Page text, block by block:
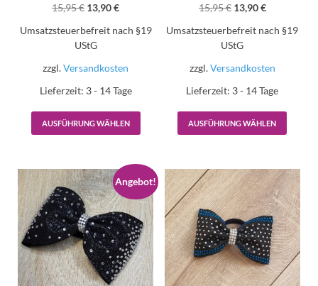
15,95€ 13,90€
Umsatzsteuerbefreit nach §19
UStG
zzgl.Versandkosten
Lieferzeit: 3 - 14 Tage
AUSFÜHRUNG WÄHLEN
15,95€ 13,90€
Umsatzsteuerbefreit nach §19
UStG
zzgl.Versandkosten
Lieferzeit: 3 - 14 Tage
AUSFÜHRUNG WÄHLEN
Angebot!